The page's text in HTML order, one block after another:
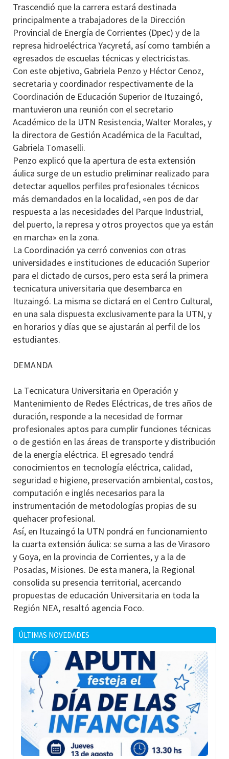
Trascendió que la carrera estará destinada
principalmente a trabajadores de la Dirección
Provincial de Energía de Corrientes (Dpec) y de la
represa hidroeléctrica Yacyretá, así como también a
egresados de escuelas técnicas y electricistas.
Con este objetivo, Gabriela Penzo y Héctor Cenoz,
secretaria y coordinador respectivamente de la
Coordinación de Educación Superior de Ituzaingó,
mantuvieron una reunión con el secretario
Académico de la UTN Resistencia, Walter Morales, y
la directora de Gestión Académica de la Facultad,
Gabriela Tomaselli.
Penzo explicó que la apertura de esta extensión
áulica surge de un estudio preliminar realizado para
detectar aquellos perfiles profesionales técnicos
más demandados en la localidad, «en pos de dar
respuesta a las necesidades del Parque Industrial,
del puerto, la represa y otros proyectos que ya están
en marcha» en la zona.
La Coordinación ya cerró convenios con otras
universidades e instituciones de educación Superior
para el dictado de cursos, pero esta será la primera
tecnicatura universitaria que desembarca en
Ituzaingó. La misma se dictará en el Centro Cultural,
en una sala dispuesta exclusivamente para la UTN, y
en horarios y días que se ajustarán al perfil de los
estudiantes.
DEMANDA
La Tecnicatura Universitaria en Operación y
Mantenimiento de Redes Eléctricas, de tres años de
duración, responde a la necesidad de formar
profesionales aptos para cumplir funciones técnicas
o de gestión en las áreas de transporte y distribución
de la energía eléctrica. El egresado tendrá
conocimientos en tecnología eléctrica, calidad,
seguridad e higiene, preservación ambiental, costos,
computación e inglés necesarios para la
instrumentación de metodologías propias de su
quehacer profesional.
Así, en Ituzaingó la UTN pondrá en funcionamiento
la cuarta extensión áulica: se suma a las de Virasoro
y Goya, en la provincia de Corrientes, y a la de
Posadas, Misiones. De esta manera, la Regional
consolida su presencia territorial, acercando
propuestas de educación Universitaria en toda la
Región NEA, resaltó agencia Foco.
ÚLTIMAS NOVEDADES